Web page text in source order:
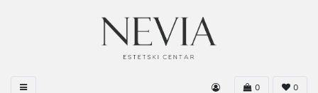
0 0